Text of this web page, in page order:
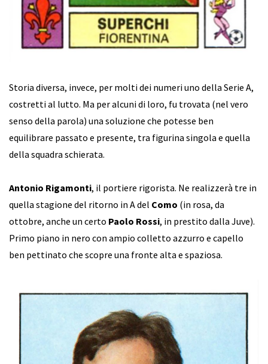
Storia diversa, invece, per molti dei numeri uno della Serie A,
costretti al lutto. Ma per alcuni di loro, fu trovata (nel vero
senso della parola) una soluzione che potesse ben
equilibrare passato e presente, tra figurina singola e quella
della squadra schierata.
Antonio Rigamonti, il portiere rigorista. Ne realizzerà tre in
quella stagione del ritorno in A del Como (in rosa, da
ottobre, anche un certo Paolo Rossi, in prestito dalla Juve).
Primo piano in nero con ampio colletto azzurro e capello
ben pettinato che scopre una fronte alta e spaziosa.